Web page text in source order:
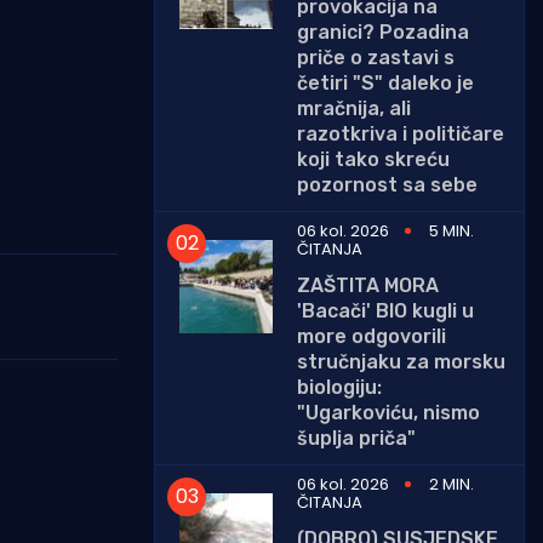
provokacija na
granici? Pozadina
priče o zastavi s
četiri "S" daleko je
mračnija, ali
razotkriva i političare
koji tako skreću
pozornost sa sebe
06 kol. 2026
5 MIN.
ČITANJA
ZAŠTITA MORA
'Bacači' BIO kugli u
more odgovorili
stručnjaku za morsku
biologiju:
"Ugarkoviću, nismo
šuplja priča"
06 kol. 2026
2 MIN.
ČITANJA
(DOBRO) SUSJEDSKE